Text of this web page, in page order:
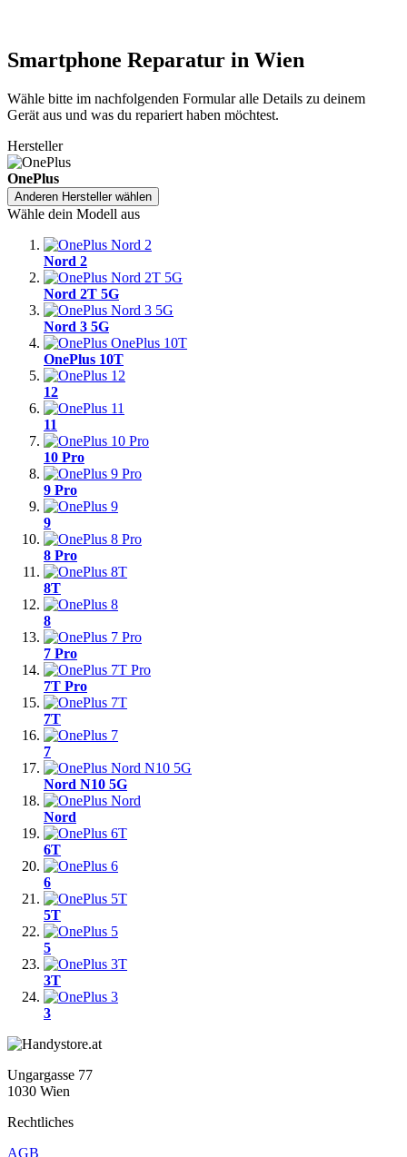
Smartphone Reparatur in Wien
Wähle bitte im nachfolgenden Formular alle Details zu deinem
Gerät aus und was du repariert haben möchtest.
Hersteller
OnePlus
Anderen Hersteller wählen
Wähle dein Modell aus
Nord 2
Nord 2T 5G
Nord 3 5G
OnePlus 10T
12
11
10 Pro
9 Pro
9
8 Pro
8T
8
7 Pro
7T Pro
7T
7
Nord N10 5G
Nord
6T
6
5T
5
3T
3
Ungargasse 77
1030 Wien
Rechtliches
AGB